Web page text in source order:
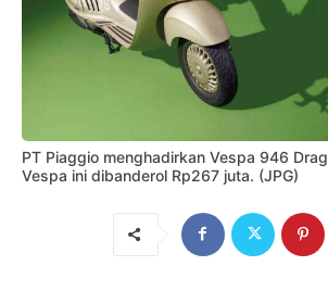
PT Piaggio menghadirkan Vespa 946
Vespa ini dibanderol Rp267 juta. (JPG)